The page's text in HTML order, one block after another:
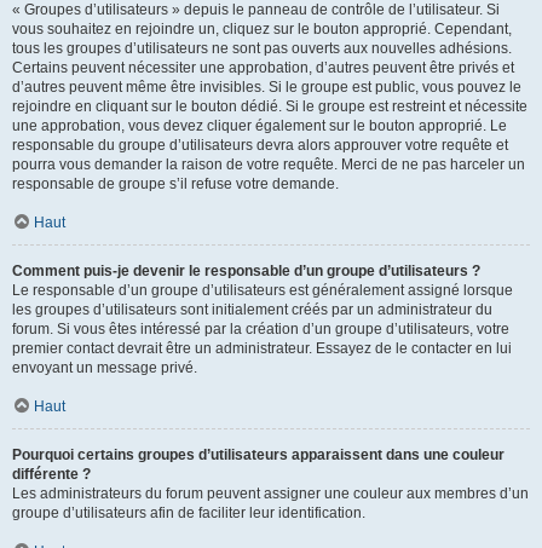
« Groupes d’utilisateurs » depuis le panneau de contrôle de l’utilisateur. Si
vous souhaitez en rejoindre un, cliquez sur le bouton approprié. Cependant,
tous les groupes d’utilisateurs ne sont pas ouverts aux nouvelles adhésions.
Certains peuvent nécessiter une approbation, d’autres peuvent être privés et
d’autres peuvent même être invisibles. Si le groupe est public, vous pouvez le
rejoindre en cliquant sur le bouton dédié. Si le groupe est restreint et nécessite
une approbation, vous devez cliquer également sur le bouton approprié. Le
responsable du groupe d’utilisateurs devra alors approuver votre requête et
pourra vous demander la raison de votre requête. Merci de ne pas harceler un
responsable de groupe s’il refuse votre demande.
Haut
Comment puis-je devenir le responsable d’un groupe d’utilisateurs ?
Le responsable d’un groupe d’utilisateurs est généralement assigné lorsque
les groupes d’utilisateurs sont initialement créés par un administrateur du
forum. Si vous êtes intéressé par la création d’un groupe d’utilisateurs, votre
premier contact devrait être un administrateur. Essayez de le contacter en lui
envoyant un message privé.
Haut
Pourquoi certains groupes d’utilisateurs apparaissent dans une couleur
différente ?
Les administrateurs du forum peuvent assigner une couleur aux membres d’un
groupe d’utilisateurs afin de faciliter leur identification.